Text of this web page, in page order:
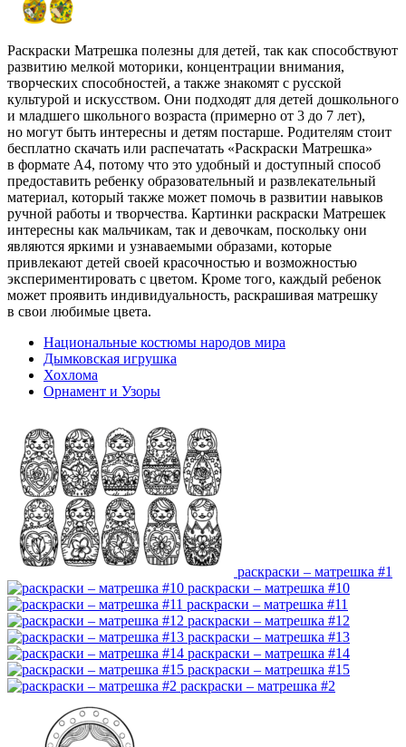
Раскраски Матрешка полезны для детей, так как способствуют
развитию мелкой моторики, концентрации внимания,
творческих способностей, а также знакомят с русской
культурой и искусством. Они подходят для детей дошкольного
и младшего школьного возраста (примерно от 3 до 7 лет),
но могут быть интересны и детям постарше. Родителям стоит
бесплатно скачать или распечатать «Раскраски Матрешка»
в формате A4, потому что это удобный и доступный способ
предоставить ребенку образовательный и развлекательный
материал, который также может помочь в развитии навыков
ручной работы и творчества. Картинки раскраски Матрешек
интересны как мальчикам, так и девочкам, поскольку они
являются яркими и узнаваемыми образами, которые
привлекают детей своей красочностью и возможностью
экспериментировать с цветом. Кроме того, каждый ребенок
может проявить индивидуальность, раскрашивая матрешку
в свои любимые цвета.
Национальные костюмы народов мира
Дымковская игрушка
Хохлома
Орнамент и Узоры
раскраски – матрешка #1
раскраски – матрешка #10
раскраски – матрешка #11
раскраски – матрешка #12
раскраски – матрешка #13
раскраски – матрешка #14
раскраски – матрешка #15
раскраски – матрешка #2